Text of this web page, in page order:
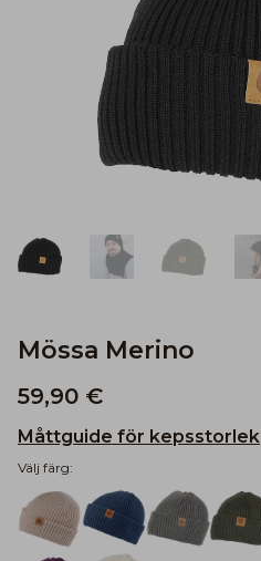
Mössa Merino
59,90 €
Måttguide för kepsstorlek
Välj färg: